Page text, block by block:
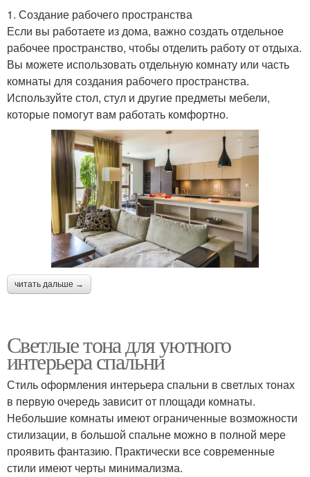
1. Создание рабочего пространства
Если вы работаете из дома, важно создать отдельное
рабочее пространство, чтобы отделить работу от отдыха.
Вы можете использовать отдельную комнату или часть
комнаты для создания рабочего пространства.
Используйте стол, стул и другие предметы мебели,
которые помогут вам работать комфортно.
читать дальше →
Светлые тона для уютного
интерьера спальни
Стиль оформления интерьера спальни в светлых тонах
в первую очередь зависит от площади комнаты.
Небольшие комнаты имеют ограниченные возможности
стилизации, в большой спальне можно в полной мере
проявить фантазию. Практически все современные
стили имеют черты минимализма.